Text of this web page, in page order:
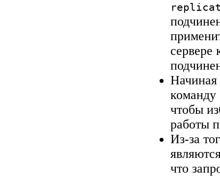
сервере
Начиная
команду
чтобы
работы
Из-за
что